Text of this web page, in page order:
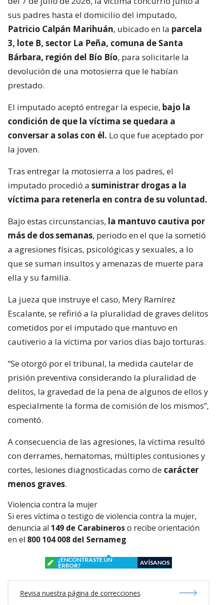
sus padres hasta el domicilio del imputado,
Patricio Calpán Marihuán, ubicado en la parcela
3, lote B, sector La Peña, comuna de Santa
Bárbara, región del Bío Bío, para solicitarle la
devolución de una motosierra que le habían
prestado.
El imputado aceptó entregar la especie, bajo la
condición de que la víctima se quedara a
conversar a solas con él. Lo que fue aceptado por
la joven.
Tras entregar la motosierra a los padres, el
imputado procedió a suministrar drogas a la
víctima para retenerla en contra de su voluntad.
Bajo estas circunstancias, la mantuvo cautiva por
más de dos semanas, periodo en el que la sometió
a agresiones físicas, psicológicas y sexuales, a lo
que se suman insultos y amenazas de muerte para
ella y su familia.
La jueza que instruye el caso, Mery Ramírez
Escalante, se refirió a la pluralidad de graves delitos
cometidos por el imputado que mantuvo en
cautiverio a la víctima por varios días bajo torturas.
“Se otorgó por el tribunal, la medida cautelar de
prisión preventiva considerando la pluralidad de
delitos, la gravedad de la pena de algunos de ellos y
especialmente la forma de comisión de los mismos”,
comentó.
A consecuencia de las agresiones, la víctima resultó
con derrames, hematomas, múltiples contusiones y
cortes, lesiones diagnosticadas como de carácter
menos graves.
Violencia contra la mujer
Si eres víctima o testigo de violencia contra la mujer,
denuncia al 149 de Carabineroso recibe orientación
en el 800 104 008 del Sernameg
¿ENCONTRASTE UN
ERROR?
AVÍSANOS
Revisa nuestra página de correcciones